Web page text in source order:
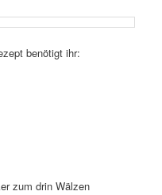
benötigt ihr:
zum drin Wälzen